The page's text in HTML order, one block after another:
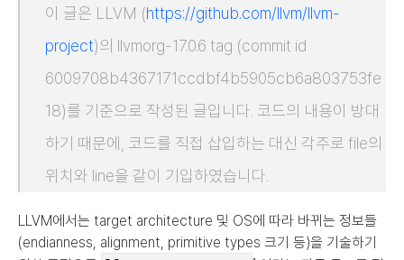
이 글은 LLVM (https://github.com/llvm/llvm-
project)의 llvmorg-17.0.6 tag (commit id
6009708b4367171ccdbf4b5905cb6a803753fe
18)를 기준으로 작성된 글입니다. 코드의 내용이 방대
하기 때문에, 코드를 직접 삽입하는 대신 각주로 file의
위치와 line을 같이 기입하였습니다.
LLVM에서는 target architecture 및 OS에 따라 바뀌는 정보들
(endianness, alignment, primitive types 크기 등)을 기술하기